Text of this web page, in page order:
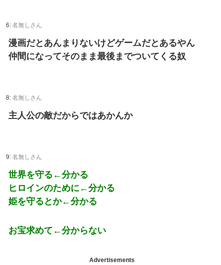
6: 名無しさん
漫画だとあんまりないけどゲームだとあるやん
仲間になってそのまま最後までついてくる奴
8: 名無しさん
主人公の敵だからではあかんか
9: 名無しさん
世界を守る←分かる
ヒロインのために←分かる
姫を守るとか←分かる
お宝求めて←分からない
Advertisements